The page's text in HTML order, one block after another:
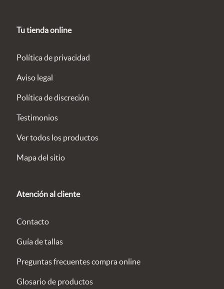
Tu tienda online
Política de privacidad
Aviso legal
Política de discreción
Testimonios
Ver todos los productos
Mapa del sitio
Atención al cliente
Contacto
Guía de tallas
Preguntas frecuentes compra online
Glosario de productos